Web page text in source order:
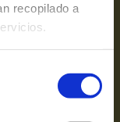
recopilado a
SLU